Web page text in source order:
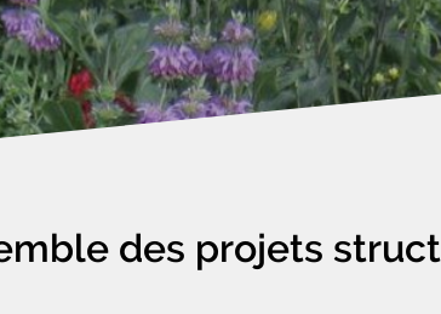
des projets